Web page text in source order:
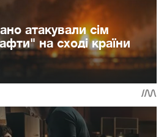
атакували сім
на сході країни